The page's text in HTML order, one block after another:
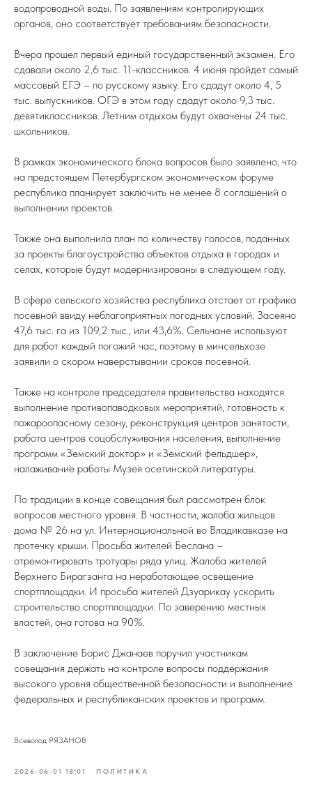
водопроводной воды. По заявлениям контролирующих
органов, оно соответствует требованиям безопасности.
Вчера прошел первый единый государственный экзамен. Его
сдавали около 2,6 тыс. 11-классников. 4 июня пройдет самый
массовый ЕГЭ – по русскому языку. Его сдадут около 4, 5
тыс. выпускников. ОГЭ в этом году сдадут около 9,3 тыс.
девятиклассников. Летним отдыхом будут охвачены 24 тыс.
школьников.
В рамках экономического блока вопросов было заявлено, что
на предстоящем Петербургском экономическом форуме
республика планирует заключить не менее 8 соглашений о
выполнении проектов.
Также она выполнила план по количеству голосов, поданных
за проекты благоустройства объектов отдыха в городах и
селах, которые будут модернизированы в следующем году.
В сфере сельского хозяйства республика отстает от графика
посевной ввиду неблагоприятных погодных условий. Засеяно
47,6 тыс. га из 109,2 тыс., или 43,6%. Сельчане используют
для работ каждый погожий час, поэтому в минсельхозе
заявили о скором наверстывании сроков посевной.
Также на контроле председателя правительства находятся
выполнение противопаводковых мероприятий, готовность к
пожароопасному сезону, реконструкция центров занятости,
работа центров соцобслуживания населения, выполнение
программ «Земский доктор» и «Земский фельдшер»,
налаживание работы Музея осетинской литературы.
По традиции в конце совещания был рассмотрен блок
вопросов местного уровня. В частности, жалоба жильцов
дома № 26 на ул. Интернациональной во Владикавказе на
протечку крыши. Просьба жителей Беслана –
отремонтировать тротуары ряда улиц. Жалоба жителей
Верхнего Бирагзанга на неработающее освещение
спортплощадки. И просьба жителей Дзуарикау ускорить
строительство спортплощадки. По заверению местных
властей, она готова на 90%.
В заключение Борис Джанаев поручил участникам
совещания держать на контроле вопросы поддержания
высокого уровня общественной безопасности и выполнение
федеральных и республиканских проектов и программ.
Всеволод РЯЗАНОВ
2026-06-01 18:01 ПОЛИТИКА